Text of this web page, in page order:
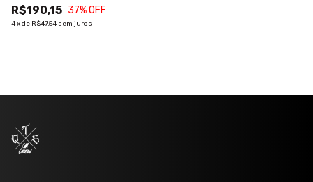
R$190,15 37% OFF
4xde R$47,54 sem juros